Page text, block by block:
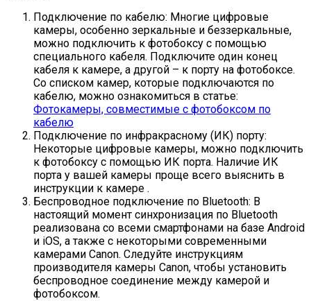
Подключение по кабелю: Многие цифровые
камеры, особенно зеркальные и беззеркальные,
можно подключить к фотобоксу с помощью
специального кабеля. Подключите один конец
кабеля к камере, а другой – к порту на фотобоксе.
Со списком камер, которые подключаются по
кабелю, можно ознакомиться в статье:
Фотокамеры, совместимые с фотобоксом по
кабелю
Подключение по инфракрасному (ИК) порту:
Некоторые цифровые камеры, можно подключить
к фотобоксу с помощью ИК порта. Наличие ИК
порта у вашей камеры проще всего выяснить в
инструкции к камере .
Беспроводное подключение по Bluetooth: В
настоящий момент синхронизация по Bluetooth
реализована со всеми смартфонами на базе Android
и iOS, а также с некоторыми современными
камерами Canon. Следуйте инструкциям
производителя камеры Canon, чтобы установить
беспроводное соединение между камерой и
фотобоксом.